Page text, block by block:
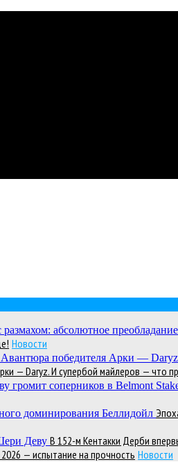
Новости
— Daryz. И супербой майлеров — что
В 152-м Кентакки Дерби
2026 — испытание на прочность Новости